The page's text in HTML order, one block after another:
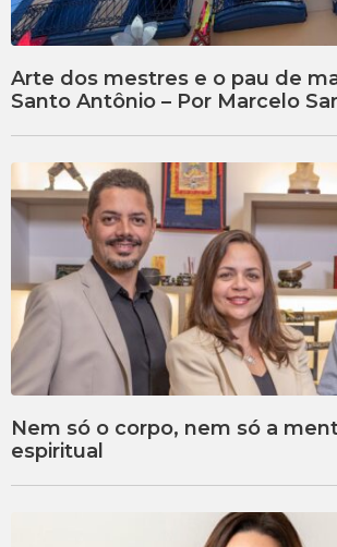
Arte dos mestres e o pau de
Santo Antônio – Por Marcelo
Nem só o corpo, nem só a
espiritual